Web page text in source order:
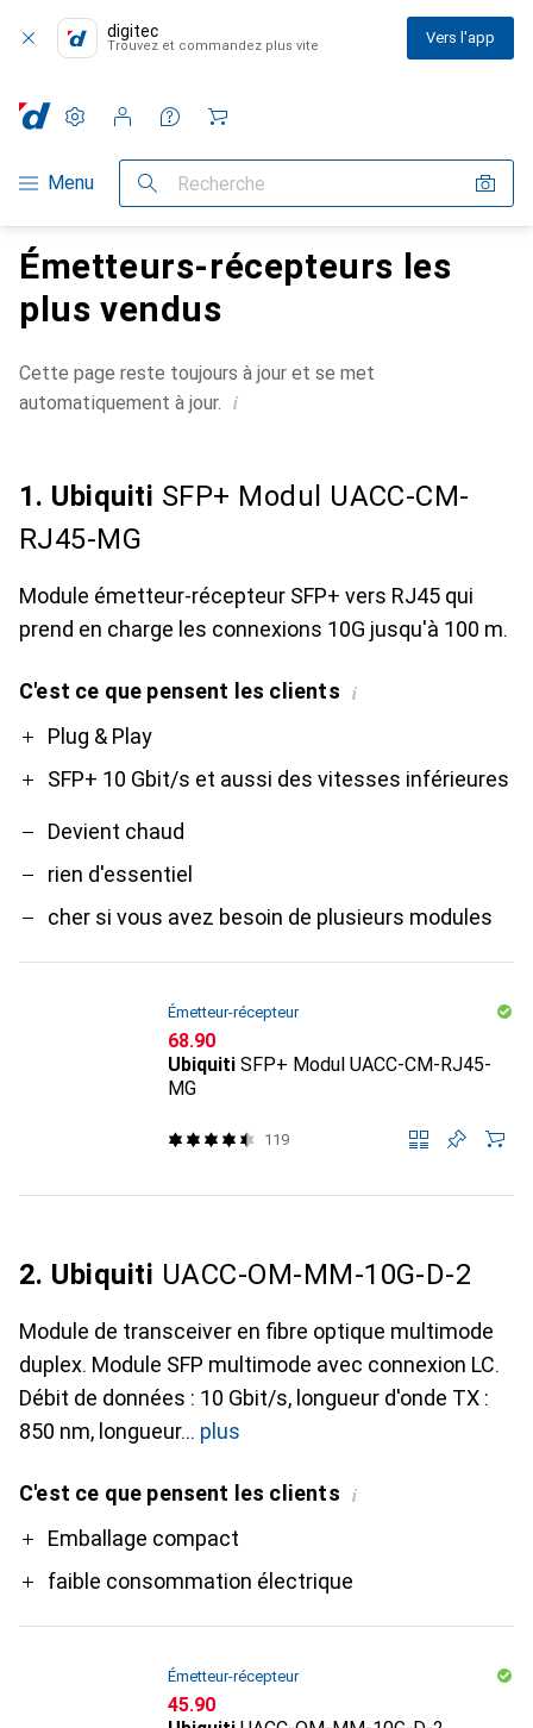
digitec
Trouvez et commandez plus vite Vers l'app
Navigation par catégorie
Menu Recherche
Paramètres
Compte client
Listes de comparaison
Listes d'envies
Panier
Émetteurs-récepteurs les
plus vendus
Cette page reste toujours à jour et se met
automatiquement à jour. i
1. Ubiquiti SFP+ Modul UACC-CM-
RJ45-MG
Module émetteur-récepteur SFP+ vers RJ45 qui
prend en charge les connexions 10G jusqu'à 100 m.
C'est ce que pensent les clients i
ProPlug & Play
SFP+ 10 Gbit/s et aussi des vitesses inférieures
Contre
Devient chaud
rien d'essentiel
cher si vous avez besoin de plusieurs modules
Émetteur-récepteur
CHF
68.90
Ubiquiti SFP+ Modul UACC-CM-RJ45-
MG
119
2. Ubiquiti UACC-OM-MM-10G-D-2
Module de transceiver en fibre optique multimode
duplex. Module SFP multimode avec connexion LC.
Débit de données : 10 Gbit/s, longueur d'onde TX :
850 nm, longueur
plus
C'est ce que pensent les clients i
ProEmballage compact
faible consommation électrique
Émetteur-récepteur
CHF
45.90